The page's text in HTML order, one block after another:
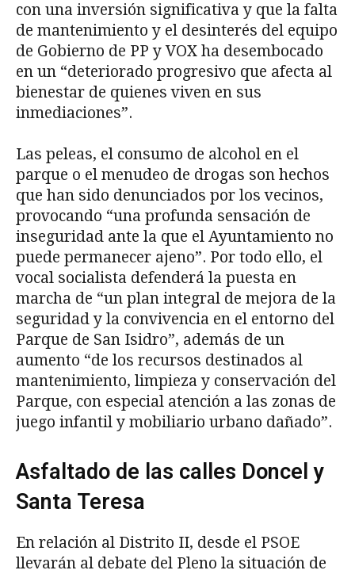
con una inversión significativa y que la falta
de mantenimiento y el desinterés del equipo
de Gobierno de PP y VOX ha desembocado
en un “deteriorado progresivo que afecta al
bienestar de quienes viven en sus
inmediaciones”.
Las peleas, el consumo de alcohol en el
parque o el menudeo de drogas son hechos
que han sido denunciados por los vecinos,
provocando “una profunda sensación de
inseguridad ante la que el Ayuntamiento no
puede permanecer ajeno”. Por todo ello, el
vocal socialista defenderá la puesta en
marcha de “un plan integral de mejora de la
seguridad y la convivencia en el entorno del
Parque de San Isidro”, además de un
aumento “de los recursos destinados al
mantenimiento, limpieza y conservación del
Parque, con especial atención a las zonas de
juego infantil y mobiliario urbano dañado”.
Asfaltado de las calles Doncel y
Santa Teresa
En relación al Distrito II, desde el PSOE
llevarán al debate del Pleno la situación de